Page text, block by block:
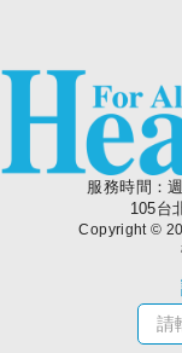
服務時間：
105台
Copyright ©